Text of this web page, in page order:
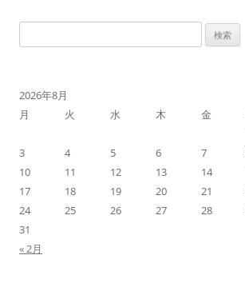
索:
2026年8月
月
火 水 木 金
3
4 5 6 7
10
11 12 13 14
17
18 19 20 21
24
25 26 27 28
31
« 2月